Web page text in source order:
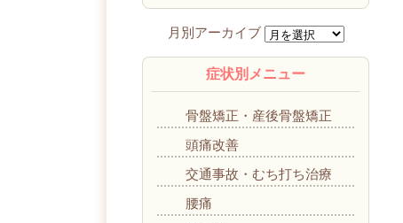
症状別メニュー
骨盤矯正・産後骨盤矯正
頭痛改善
交通事故・むち打ち治療
腰痛